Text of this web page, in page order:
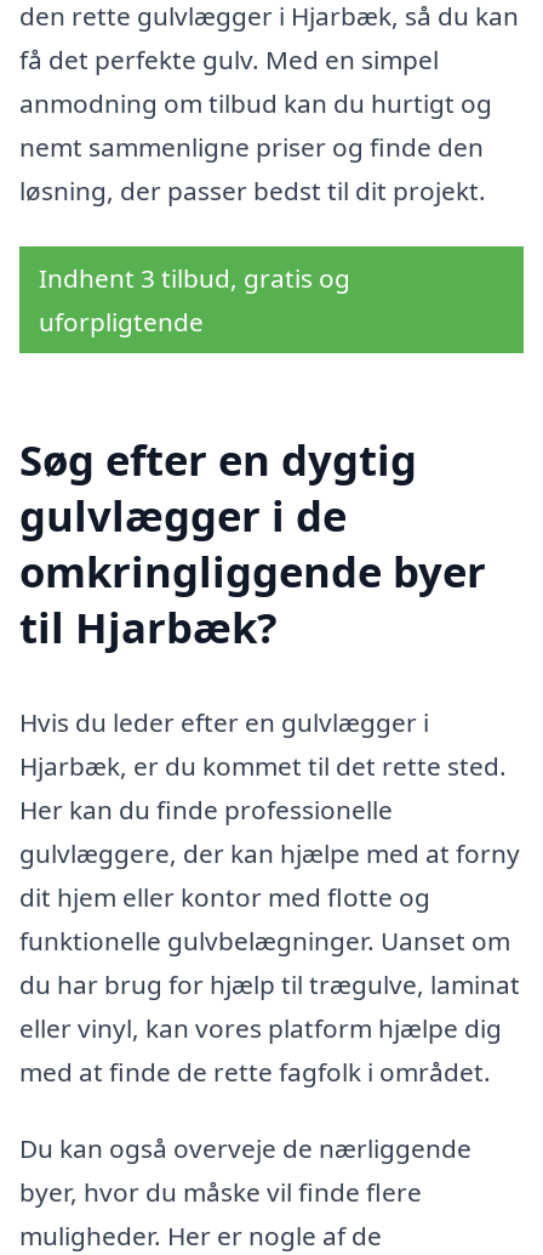
den rette gulvlægger i Hjarbæk, så du kan
få det perfekte gulv. Med en simpel
anmodning om tilbud kan du hurtigt og
nemt sammenligne priser og finde den
løsning, der passer bedst til dit projekt.
Indhent 3 tilbud, gratis og
uforpligtende
Søg efter en dygtig
gulvlægger i de
omkringliggende byer
til Hjarbæk?
Hvis du leder efter en gulvlægger i
Hjarbæk, er du kommet til det rette sted.
Her kan du finde professionelle
gulvlæggere, der kan hjælpe med at forny
dit hjem eller kontor med flotte og
funktionelle gulvbelægninger. Uanset om
du har brug for hjælp til trægulve, laminat
eller vinyl, kan vores platform hjælpe dig
med at finde de rette fagfolk i området.
Du kan også overveje de nærliggende
byer, hvor du måske vil finde flere
muligheder. Her er nogle af de